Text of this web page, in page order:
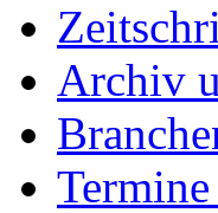
Archiv